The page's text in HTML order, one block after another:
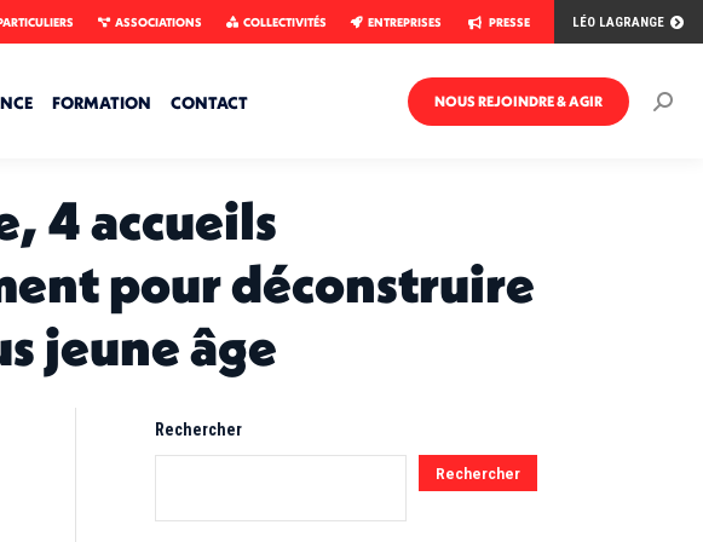
ASSOCIATIONS COLLECTIVITÉS ENTREPRISES PRESSE LÉO LAGRANGE
FORMATION CONTACT NOUS REJOINDRE & AGIR
4 accueils
pour déconstruire
jeune âge
Rechercher
Rechercher